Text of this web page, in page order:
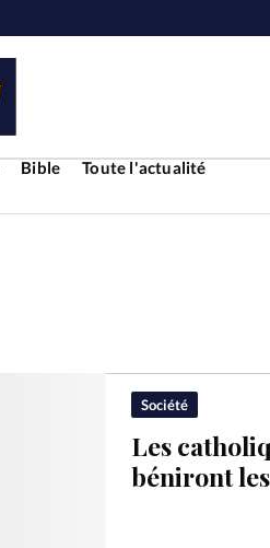
Bible
Toute l'actualité
Laicité
Monde
Société
Les
béniront